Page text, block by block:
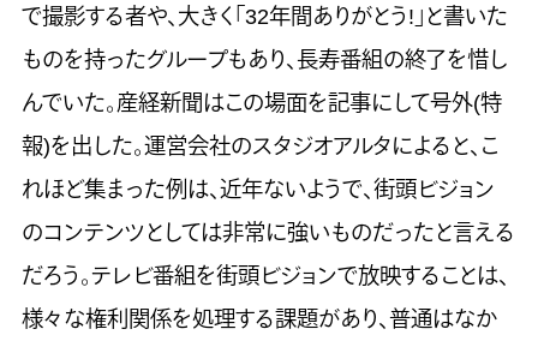
で撮影する者や、大きく「32年間ありがとう!」と書いた
ものを持ったグループもあり、長寿番組の終了を惜し
んでいた。産経新聞はこの場面を記事にして号外(特
報)を出した。運営会社のスタジオアルタによると、こ
れほど集まった例は、近年ないようで、街頭ビジョン
のコンテンツとしては非常に強いものだったと言える
だろう。テレビ番組を街頭ビジョンで放映することは、
様々な権利関係を処理する課題があり、普通はなか